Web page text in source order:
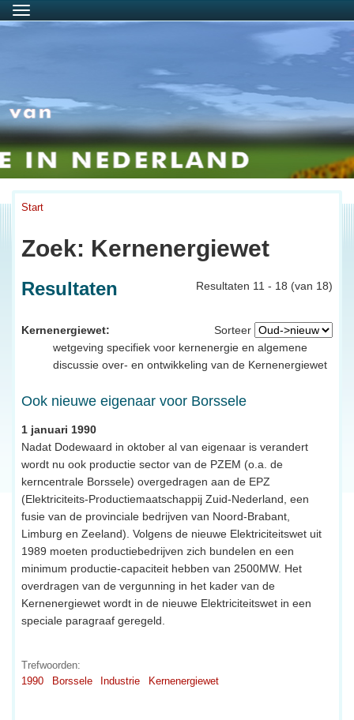
Menu
Start
Zoek: Kernenergiewet
Resultaten 11 - 18 (van 18)
Resultaten
Sorteer
Kernenergiewet:
wetgeving specifiek voor kernenergie en algemene
discussie over- en ontwikkeling van de Kernenergiewet
Ook nieuwe eigenaar voor Borssele
1 januari 1990
Nadat Dodewaard in oktober al van eigenaar is verandert
wordt nu ook productie sector van de PZEM (o.a. de
kerncentrale Borssele) overgedragen aan de EPZ
(Elektriciteits-Productiemaatschappij Zuid-Nederland, een
fusie van de provinciale bedrijven van Noord-Brabant,
Limburg en Zeeland). Volgens de nieuwe Elektriciteitswet uit
1989 moeten productiebedrijven zich bundelen en een
minimum productie-capaciteit hebben van 2500MW. Het
overdragen van de vergunning in het kader van de
Kernenergiewet wordt in de nieuwe Elektriciteitswet in een
speciale paragraaf geregeld.
Trefwoorden:
1990
Borssele Industrie Kernenergiewet